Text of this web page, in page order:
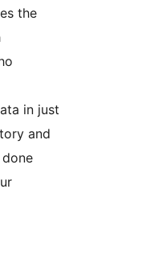
the
in just
and